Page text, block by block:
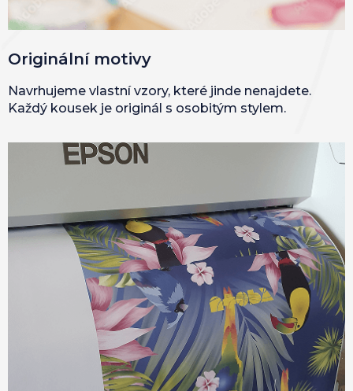
Originální motivy
Navrhujeme vlastní vzory, které jinde nenajdete.
Každý kousek je originál s osobitým stylem.